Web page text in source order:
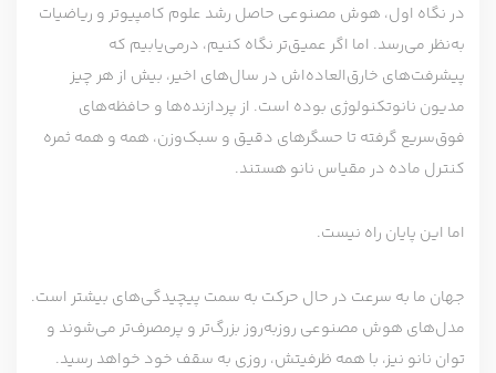
در نگاه اول، هوش مصنوعی حاصل رشد علوم کامپیوتر و ریاضیات
به‌نظر می‌رسد. اما اگر عمیق‌تر نگاه کنیم، درمی‌یابیم که
پیشرفت‌های خارق‌العاده‌اش در سال‌های اخیر، بیش از هر چیز
مدیون نانوتکنولوژی بوده است. از پردازنده‌ها و حافظه‌های
فوق‌سریع گرفته تا حسگرهای دقیق و سبک‌وزن، همه و همه ثمره
کنترل ماده در مقیاس نانو هستند.
اما این پایان راه نیست.
جهان ما به سرعت در حال حرکت به سمت پیچیدگی‌های بیشتر است.
مدل‌های هوش مصنوعی روز‌به‌روز بزرگ‌تر و پرمصرف‌تر می‌شوند و
توان نانو نیز، با همه ظرفیتش، روزی به سقف خود خواهد رسید.